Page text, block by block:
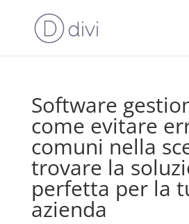
Software
come evitare
comuni nella
trovare la
perfetta per la
azienda